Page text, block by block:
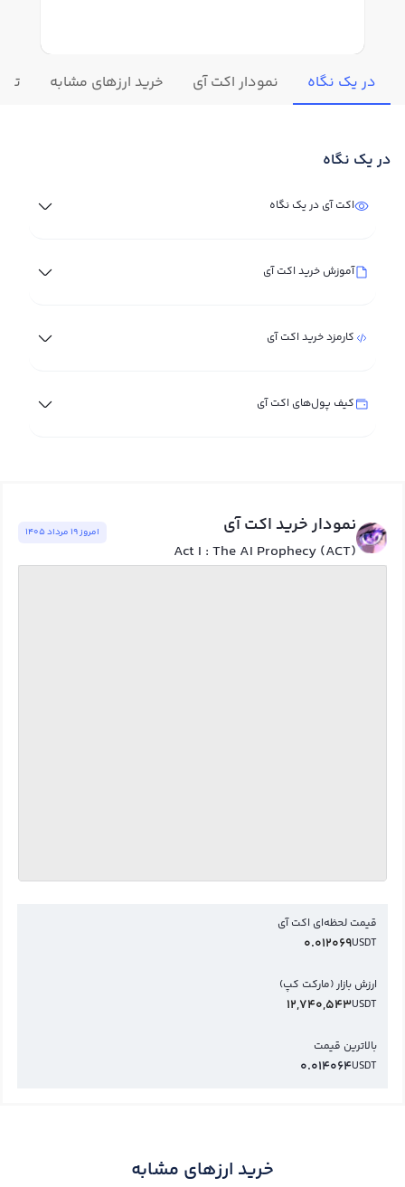
در یک نگاه نمودار اکت آی خرید ارزهای مشابه
در یک نگاه
اکت آی در یک نگاه
آموزش خرید اکت آی
کارمزد خرید اکت آی
کیف پول‌های اکت آی
نمودار خرید اکت آی
Act I : The AI Prophecy (ACT)
امروز ١٩ مرداد ١٤٠٥
قیمت لحظه‌ای اکت آی
USDT
0.012069
ارزش بازار (مارکت کپ)
USDT
12,740,543
بالاترین قیمت
USDT
0.014064
خرید ارزهای مشابه